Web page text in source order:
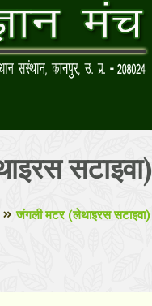
सटाइवा)
जंगली मटर (लेथाइरस सटाइवा)